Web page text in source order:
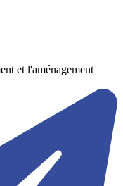
et l'aménagement